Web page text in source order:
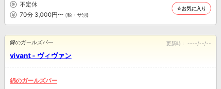
不定休
70分 3,000円〜 (税・サ別)
☆お気に入り
vivant - ヴィヴァン
錦のガールズバー 更新時： ----/--/--
錦のガールズバー